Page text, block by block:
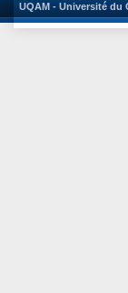
UQAM - Université du